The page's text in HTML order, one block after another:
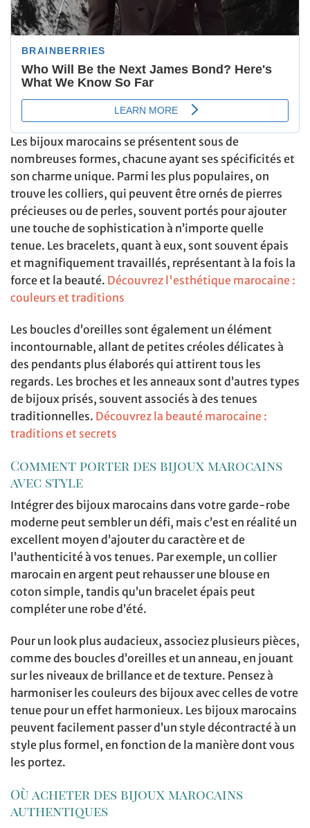
Les bijoux marocains se présentent sous de
nombreuses formes, chacune ayant ses spécificités et
son charme unique. Parmi les plus populaires, on
trouve les colliers, qui peuvent être ornés de pierres
précieuses ou de perles, souvent portés pour ajouter
une touche de sophistication à n’importe quelle
tenue. Les bracelets, quant à eux, sont souvent épais
et magnifiquement travaillés, représentant à la fois la
force et la beauté. Découvrez l'esthétique marocaine :
couleurs et traditions
Les boucles d’oreilles sont également un élément
incontournable, allant de petites créoles délicates à
des pendants plus élaborés qui attirent tous les
regards. Les broches et les anneaux sont d’autres types
de bijoux prisés, souvent associés à des tenues
traditionnelles. Découvrez la beauté marocaine :
traditions et secrets
Comment porter des bijoux marocains
avec style
Intégrer des bijoux marocains dans votre garde-robe
moderne peut sembler un défi, mais c’est en réalité un
excellent moyen d’ajouter du caractère et de
l’authenticité à vos tenues. Par exemple, un collier
marocain en argent peut rehausser une blouse en
coton simple, tandis qu’un bracelet épais peut
compléter une robe d’été.
Pour un look plus audacieux, associez plusieurs pièces,
comme des boucles d’oreilles et un anneau, en jouant
sur les niveaux de brillance et de texture. Pensez à
harmoniser les couleurs des bijoux avec celles de votre
tenue pour un effet harmonieux. Les bijoux marocains
peuvent facilement passer d’un style décontracté à un
style plus formel, en fonction de la manière dont vous
les portez.
Où acheter des bijoux marocains
authentiques